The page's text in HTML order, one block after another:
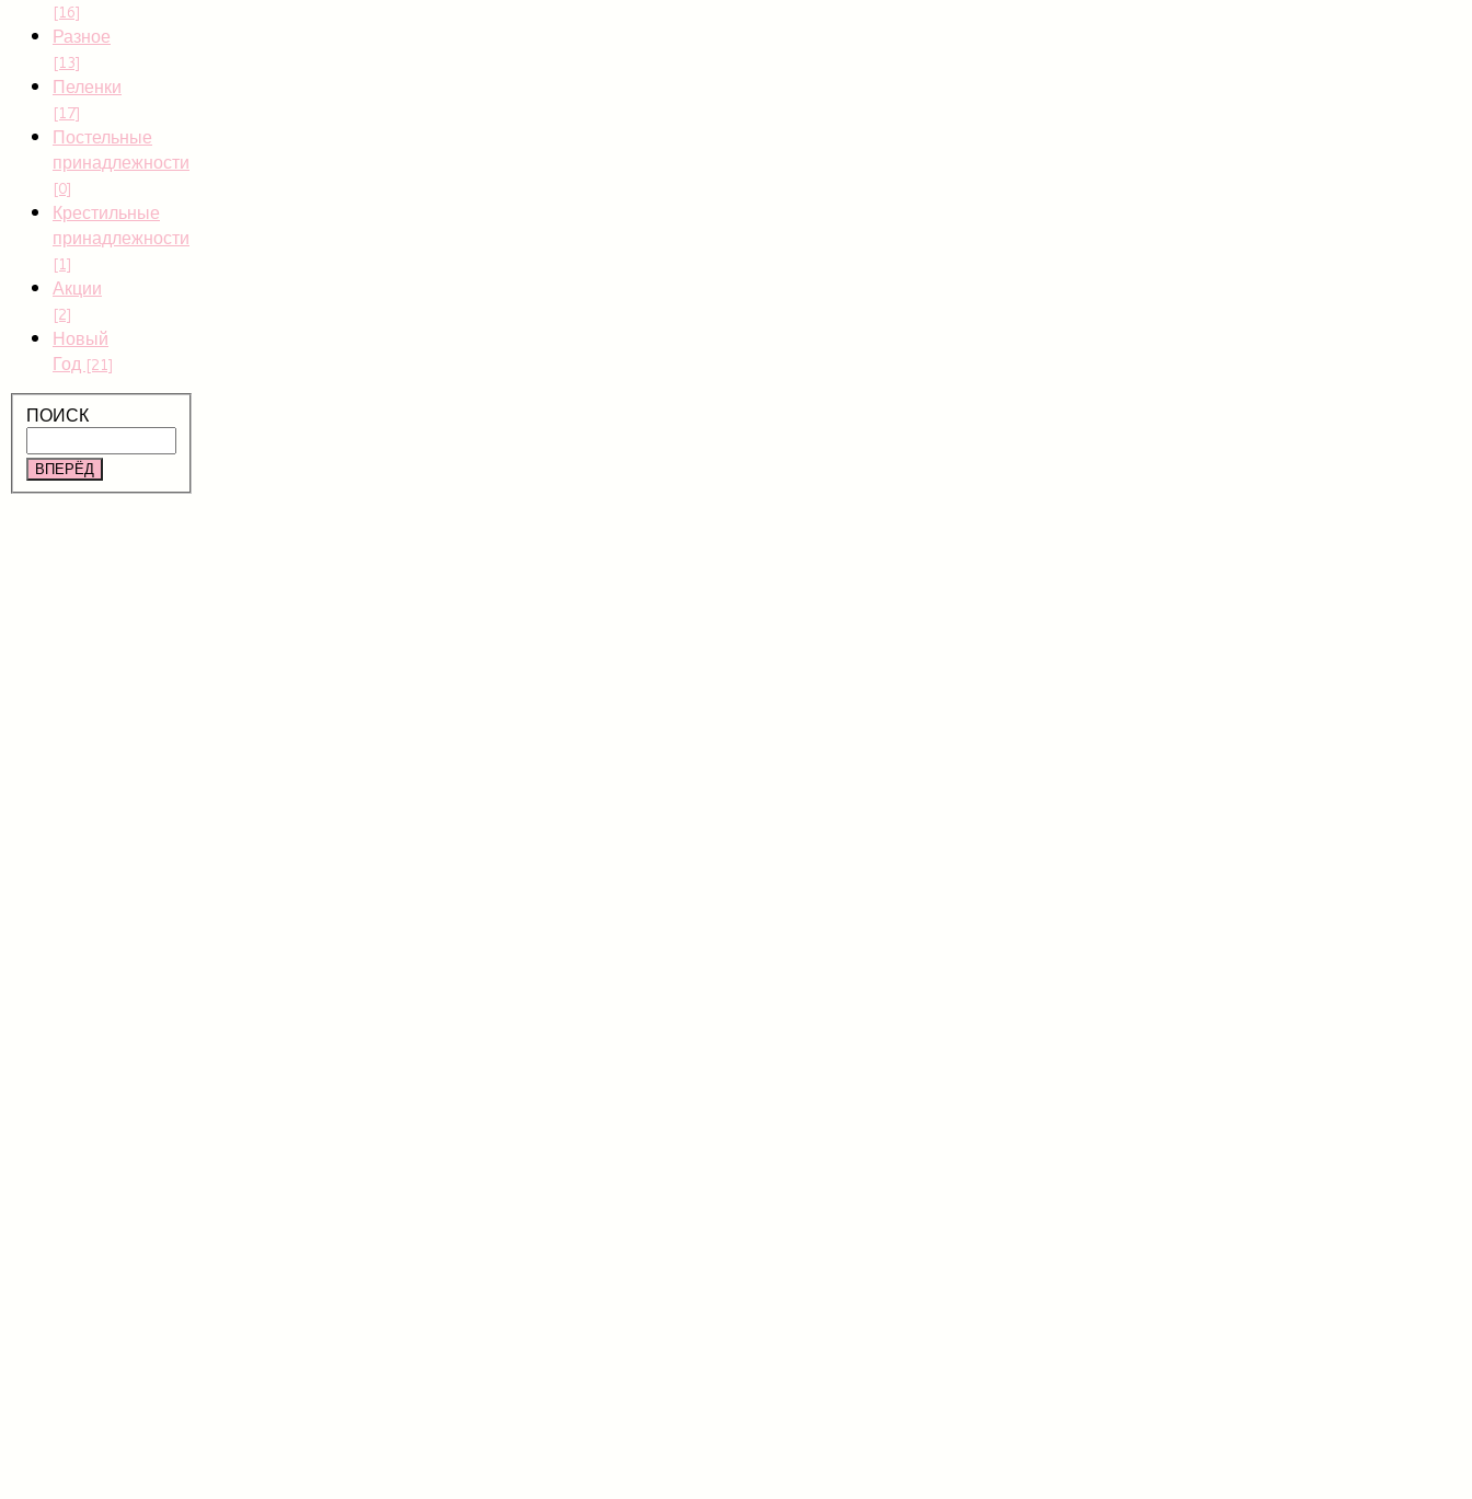
[16]
Разное
[13]
Пеленки
[17]
Постельные
принадлежности
[0]
Крестильные
принадлежности
[1]
Акции
[2]
Новый
Год [21]
ПОИСК
ВПЕРЁД